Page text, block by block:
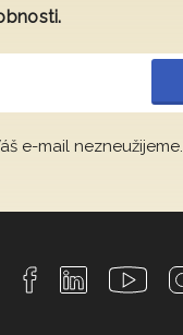
e-mail nezneužijeme.